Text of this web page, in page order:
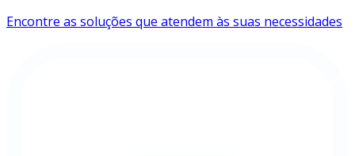
Encontre as soluções que atendem às suas necessidades